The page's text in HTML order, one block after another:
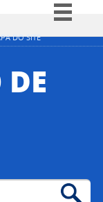
DO SITE
à informação